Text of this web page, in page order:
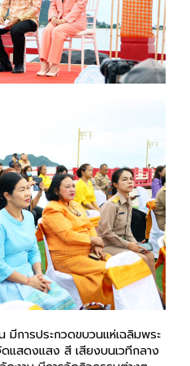
มีการประกวดขบวนแห่เฉลิมพระ
แสดงแสง สี เสียงบนเวทีกลาง